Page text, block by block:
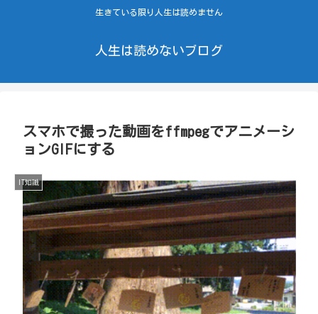
生きている限り人生は読めません
人生は読めないブログ
スマホで撮った動画をffmpegでアニメーシ
ョンGIFにする
IT知識